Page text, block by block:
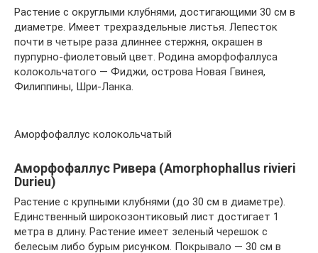
Растение с округлыми клубнями, достигающими 30 см в
диаметре. Имеет трехраздельные листья. Лепесток
почти в четыре раза длиннее стержня, окрашен в
пурпурно-фиолетовый цвет. Родина аморфофаллуса
колокольчатого — Фиджи, острова Новая Гвинея,
Филиппины, Шри-Ланка.
Аморфофаллус колокольчатый
Аморфофаллус Ривера (Amorphophallus rivieri
Durieu)
Растение с крупными клубнями (до 30 см в диаметре).
Единственный широкозонтиковый лист достигает 1
метра в длину. Растение имеет зеленый черешок с
белесым либо бурым рисунком. Покрывало — 30 см в